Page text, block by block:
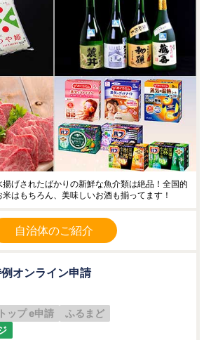
げされたばかりの新鮮な魚介類は絶品！全国的
はもちろん、美味しいお酒も揃ってます！
自治体のご紹介
オンライン申請
ップ e申請
ふるまど